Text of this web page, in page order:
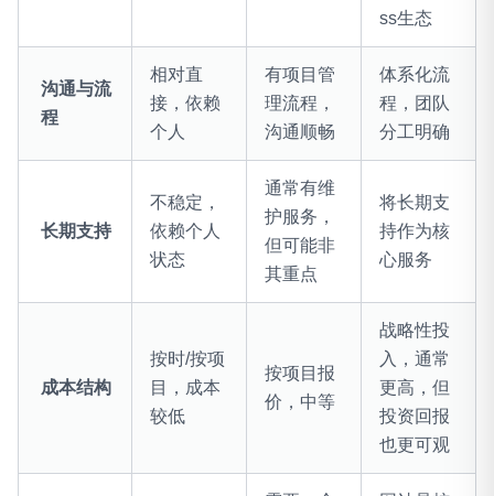
ss生态
沟通与流
程
相对直
接，依赖
个人
有项目管
理流程，
沟通顺畅
体系化流
程，团队
分工明确
长期支持
不稳定，
依赖个人
状态
通常有维
护服务，
但可能非
其重点
将长期支
持作为核
心服务
成本结构
按时/按项
目，成本
较低
按项目报
价，中等
战略性投
入，通常
更高，但
投资回报
也更可观